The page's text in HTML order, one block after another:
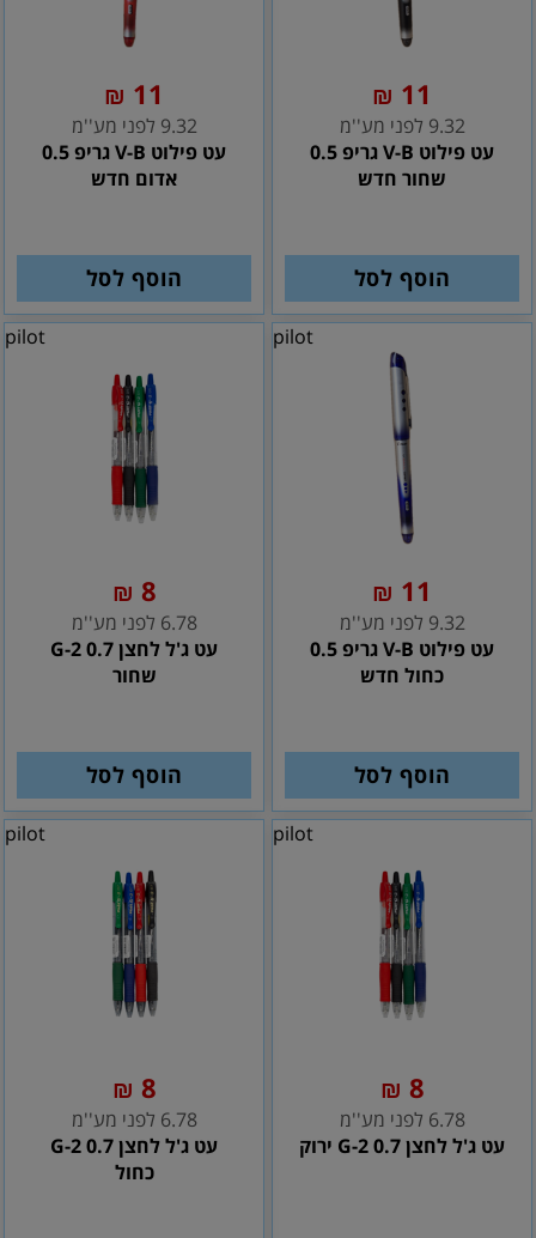
11
₪
9.32 לפני מע''מ
עט פילוט V-B גריפ 0.5
שחור חדש
הוסף לסל
11
₪
9.32 לפני מע''מ
עט פילוט V-B גריפ 0.5
אדום חדש
הוסף לסל
pilot
11
₪
9.32 לפני מע''מ
עט פילוט V-B גריפ 0.5
כחול חדש
הוסף לסל
pilot
8
₪
6.78 לפני מע''מ
עט ג'ל לחצן G-2 0.7
שחור
הוסף לסל
pilot
8
₪
6.78 לפני מע''מ
עט ג'ל לחצן G-2 0.7 ירוק
pilot
8
₪
6.78 לפני מע''מ
עט ג'ל לחצן 0.7 G-2
כחול